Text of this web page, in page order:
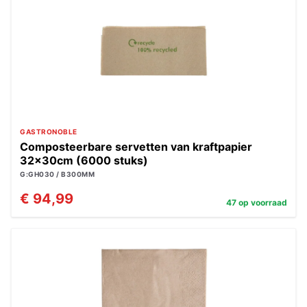
GASTRONOBLE
Composteerbare servetten van kraftpapier
32x30cm (6000 stuks)
G:GH030 / B300MM
€ 94,99 47 op voorraad